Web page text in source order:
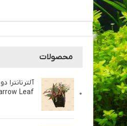
محصولات
آلترنانترا دو رنگ نرو لیف
Alternanthera Narrow Leaf